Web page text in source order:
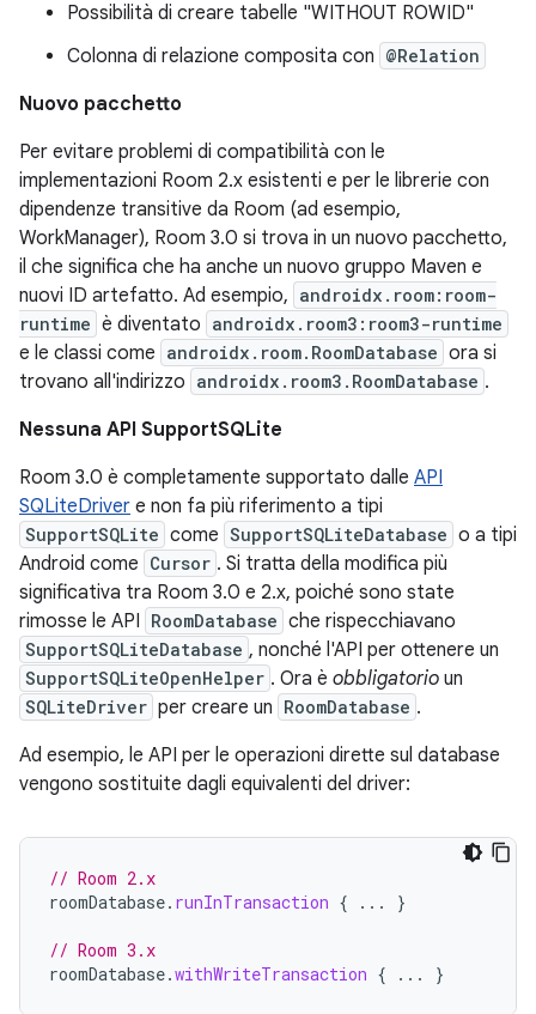
Possibilità di creare tabelle "WITHOUT ROWID"
Colonna di relazione composita con @Relation
Nuovo pacchetto
Per evitare problemi di compatibilità con le
implementazioni Room 2.x esistenti e per le librerie con
dipendenze transitive da Room (ad esempio,
WorkManager), Room 3.0 si trova in un nuovo pacchetto,
il che significa che ha anche un nuovo gruppo Maven e
nuovi ID artefatto. Ad esempio, androidx.room:room-
runtime è diventato androidx.room3:room3-runtime
e le classi come androidx.room.RoomDatabase ora si
trovano all'indirizzo androidx.room3.RoomDatabase .
Nessuna API SupportSQLite
Room 3.0 è completamente supportato dalle API
SQLiteDriver e non fa più riferimento a tipi
SupportSQLite come SupportSQLiteDatabase o a tipi
Android come Cursor . Si tratta della modifica più
significativa tra Room 3.0 e 2.x, poiché sono state
rimosse le API RoomDatabase che rispecchiavano
SupportSQLiteDatabase , nonché l'API per ottenere un
SupportSQLiteOpenHelper . Ora è obbligatorio un
SQLiteDriver per creare un RoomDatabase .
Ad esempio, le API per le operazioni dirette sul database
vengono sostituite dagli equivalenti del driver:
// Room 2.x
roomDatabase. runInTransaction { ... }
// Room 3.x
roomDatabase.withWriteTransaction { ... }